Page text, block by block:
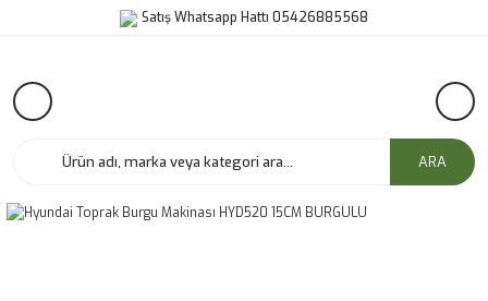
Satış Whatsapp Hattı 05426885568
ARA